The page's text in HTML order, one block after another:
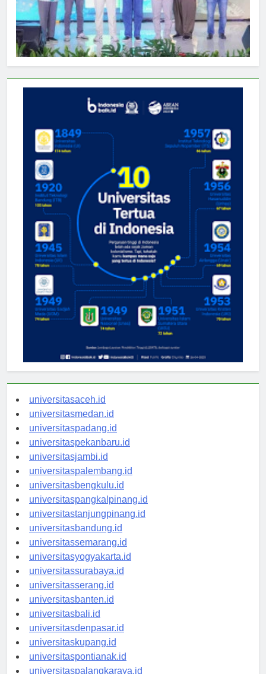
universitasaceh.id
universitasmedan.id
universitaspadang.id
universitaspekanbaru.id
universitasjambi.id
universitaspalembang.id
universitasbengkulu.id
universitaspangkalpinang.id
universitastanjungpinang.id
universitasbandung.id
universitassemarang.id
universitasyogyakarta.id
universitassurabaya.id
universitasserang.id
universitasbanten.id
universitasbali.id
universitasdenpasar.id
universitaskupang.id
universitaspontianak.id